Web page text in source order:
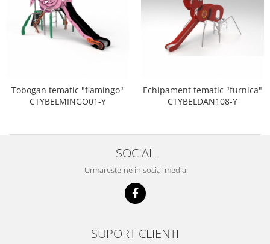
Tobogan tematic "flamingo"
CTYBELMINGO01-Y
Echipament tematic "furnica"
CTYBELDAN108-Y
SOCIAL
Urmareste-ne in social media
SUPORT CLIENTI